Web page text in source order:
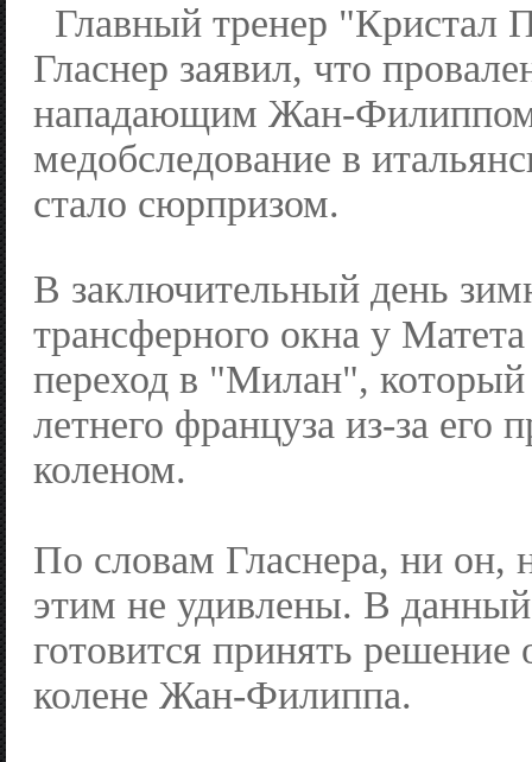
Главный тренер "Кристал
Гласнер заявил, что
нападающим Жан-
медобследование в
стало сюрпризом.
В заключительный день
трансферного окна у Матета
переход в "Милан", который
летнего француза из-за его
коленом.
По словам Гласнера, ни он,
этим не удивлены. В
готовится принять решение
колене Жан-Филиппа.